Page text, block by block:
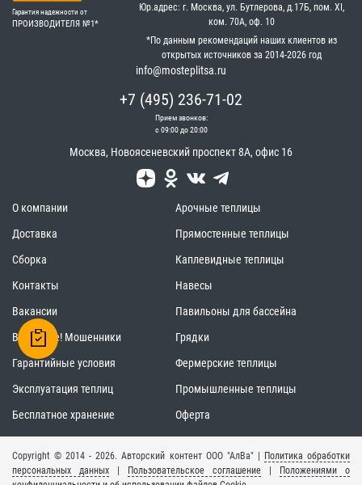
Гарантия надежности от
ПРОИЗВОДИТЕЛЯ №1*
Юр.адрес: г. Москва, ул. Бутлерова, д.17Б, пом. XI,
ком. 70А, оф. 10
*По данным рекомендаций наших клиентов из
открытых источников за 2014-2026 год
О компании
Доставка
Сборка
Контакты
Вакансии
Внимание! Мошенники
Гарантийные условия
Эксплуатация теплиц
Бесплатное хранение
Арочные теплицы
Прямостенные теплицы
Каплевидные теплицы
Навесы
Павильоны для бассейна
Грядки
Фермерские теплицы
Промышленные теплицы
Оферта
info@mosteplitsa.ru
+7 (495) 236-71-02
Прием звонков:
с 09:00 до 20:00
Москва, Новоясеневский проспект 8А, офис 16
Copyright © 2014 - 2026. Авторский контент ООО "АлВа" |
Политика обработки
персональных данных
Пользовательское соглашение
Положениями о